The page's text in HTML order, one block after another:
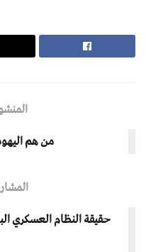
من هم
حقيقة النظام العسكري